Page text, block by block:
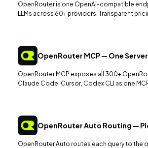
OpenRouter is one OpenAI-compatible
LLMs across 60+ providers. Transparent
OpenRouter MCP — One
OpenRouter MCP exposes all 300+
Claude Code, Cursor, Codex CLI as one
OpenRouter Auto Routing —
OpenRouter Auto routes each query to the